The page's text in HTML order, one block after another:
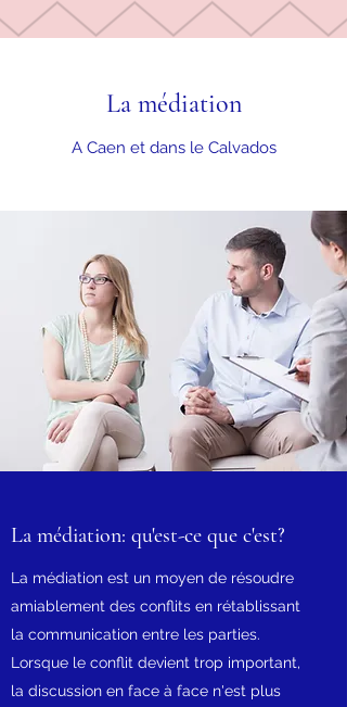
La médiation
A Caen et dans le Calvados
La médiation: qu'est-ce que c'est?
La médiation est un moyen de résoudre
amiablement des conflits en rétablissant
la communication entre les parties.
Lorsque le conflit devient trop important,
la discussion en face à face n'est plus